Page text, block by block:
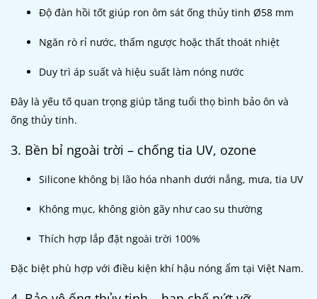
Độ đàn hồi tốt giúp ron ôm sát ống thủy tinh Ø58 mm
Ngăn rò rỉ nước, thấm ngược hoặc thất thoát nhiệt
Duy trì áp suất và hiệu suất làm nóng nước
Đây là yếu tố quan trọng giúp tăng tuổi thọ bình bảo ôn và
ống thủy tinh.
3. Bền bỉ ngoài trời – chống tia UV, ozone
Silicone không bị lão hóa nhanh dưới nắng, mưa, tia UV
Không mục, không giòn gãy như cao su thường
Thích hợp lắp đặt ngoài trời 100%
Đặc biệt phù hợp với điều kiện khí hậu nóng ẩm tại Việt Nam.